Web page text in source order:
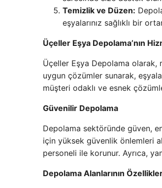
Temizlik ve Düzen:
eşyalarınız sağlıklı bir
Üçeller Eşya Depolama’nın
Üçeller Eşya Depolama olarak,
uygun çözümler sunarak,
müşteri odaklı ve esnek
Güvenilir Depolama
Depolama sektöründe güven,
için yüksek güvenlik önlemleri
personeli ile korunur. Ayrıca,
Depolama Alanlarının